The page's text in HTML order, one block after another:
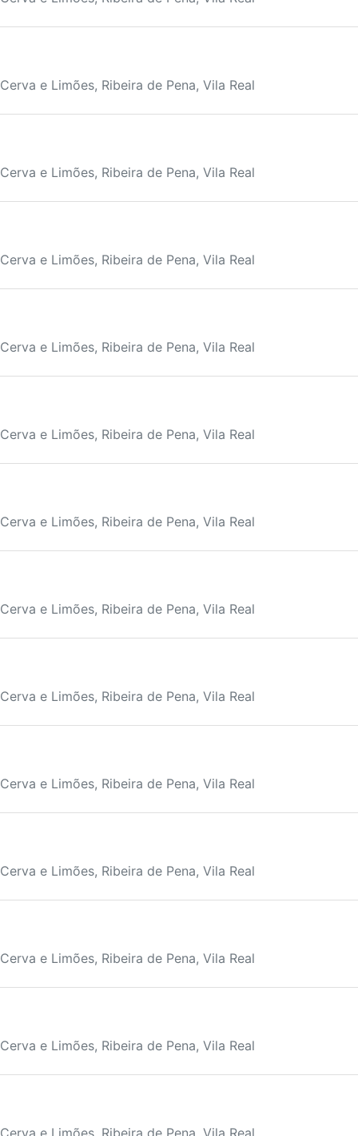
e Limões, Ribeira de Pena, Vila Real
e Limões, Ribeira de Pena, Vila Real
e Limões, Ribeira de Pena, Vila Real
e Limões, Ribeira de Pena, Vila Real
e Limões, Ribeira de Pena, Vila Real
e Limões, Ribeira de Pena, Vila Real
e Limões, Ribeira de Pena, Vila Real
e Limões, Ribeira de Pena, Vila Real
e Limões, Ribeira de Pena, Vila Real
e Limões, Ribeira de Pena, Vila Real
e Limões, Ribeira de Pena, Vila Real
e Limões, Ribeira de Pena, Vila Real
e Limões, Ribeira de Pena, Vila Real